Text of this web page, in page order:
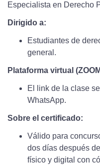
Especialista en Derecho
Dirigido a:
Estudiantes de
general.
Plataforma virtual
El link de la clase
WhatsApp.
Sobre el certificado:
Válido para
dos días después
físico y digital con